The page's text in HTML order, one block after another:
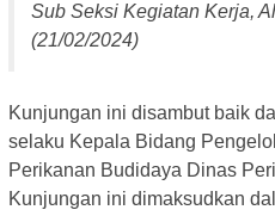
Sub Seksi Kegiatan Kerja,
(21/02/2024)
Kunjungan ini disambut baik
selaku Kepala Bidang
Perikanan Budidaya Dinas
Kunjungan ini dimaksudkan